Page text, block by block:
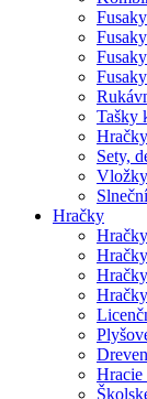
Tašky
Sety,
Hračky
Hracie